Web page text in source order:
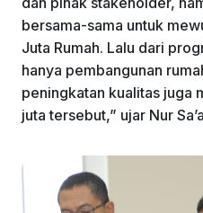
bersama-sama untuk
Juta Rumah. Lalu dari
hanya pembangunan
peningkatan kualitas juga
juta tersebut,” ujar Nur